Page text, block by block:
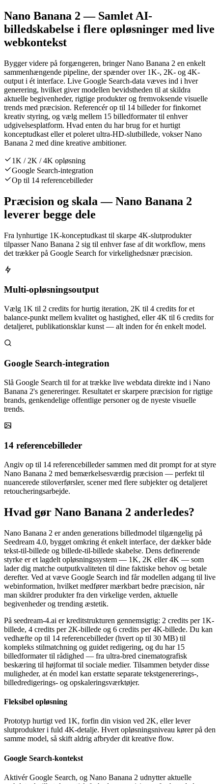
Nano Banana 2 — Samlet AI-
billedskabelse i flere opløsninger med live
webkontekst
Bygger videre på forgængeren, bringer Nano Banana 2 en enkelt
sammenhængende pipeline, der spænder over 1K-, 2K- og 4K-
output i ét interface. Live Google Search-data væves ind i hver
generering, hvilket giver modellen bevidstheden til at skildra
aktuelle begivenheder, rigtige produkter og fremvoksende visuelle
trends med præcision. Referencér op til 14 billeder for finkornet
kreativ styring, og vælg mellem 15 billedformater til enhver
udgivelsesplatform. Hvad enten du har brug for et hurtigt
konceptudkast eller et poleret ultra-HD-slutbillede, vokser Nano
Banana 2 med dine kreative ambitioner.
1K / 2K / 4K opløsning
Google Search-integration
Op til 14 referencebilleder
Præcision og skala — Nano Banana 2
leverer begge dele
Fra lynhurtige 1K-konceptudkast til skarpe 4K-slutprodukter
tilpasser Nano Banana 2 sig til enhver fase af dit workflow, mens
det trækker på Google Search for virkelighedsnær præcision.
Multi-opløsningsoutput
Vælg 1K til 2 credits for hurtig iteration, 2K til 4 credits for et
balance-punkt mellem kvalitet og hastighed, eller 4K til 6 credits for
detaljeret, publikationsklar kunst — alt inden for én enkelt model.
Google Search-integration
Slå Google Search til for at trække live webdata direkte ind i Nano
Banana 2's genereringer. Resultatet er skarpere præcision for rigtige
brands, genkendelige offentlige personer og de nyeste visuelle
trends.
14 referencebilleder
Angiv op til 14 referencebilleder sammen med dit prompt for at styre
Nano Banana 2 med bemærkelsesværdig præcision — perfekt til
nuancerede stiloverførsler, scener med flere subjekter og detaljeret
retoucheringsarbejde.
Hvad gør Nano Banana 2 anderledes?
Nano Banana 2 er anden generations billedmodel tilgængelig på
Seedream 4.0, bygget omkring ét enkelt interface, der dækker både
tekst-til-billede og billede-til-billede skabelse. Dens definerende
styrke er et lagdelt opløsningssystem — 1K, 2K eller 4K — som
lader dig matche outputkvaliteten til dine faktiske behov og betale
derefter. Ved at væve Google Search ind får modellen adgang til live
webinformation, hvilket medfører mærkbart bedre præcision, når
man skildrer produkter fra den virkelige verden, aktuelle
begivenheder og trending æstetik.
På seedream-4.ai er kreditstrukturen gennemsigtig: 2 credits per 1K-
billede, 4 credits per 2K-billede og 6 credits per 4K-billede. Du kan
vedhæfte op til 14 referencebilleder (hvert op til 30 MB) til
kompleks stilmatchning og guidet redigering, og du har 15
billedformater til rådighed — fra ultra-bred cinematografisk
beskæring til højformat til sociale medier. Tilsammen betyder disse
muligheder, at én model kan erstatte separate tekstgenererings-,
billedredigerings- og opskaleringsværktøjer.
Fleksibel opløsning
Prototyp hurtigt ved 1K, forfin din vision ved 2K, eller lever
slutprodukter i fuld 4K-detalje. Hvert opløsningsniveau kører på den
samme model, så skift aldrig afbryder dit kreative flow.
Google Search-kontekst
Aktivér Google Search, og Nano Banana 2 udnytter aktuelle